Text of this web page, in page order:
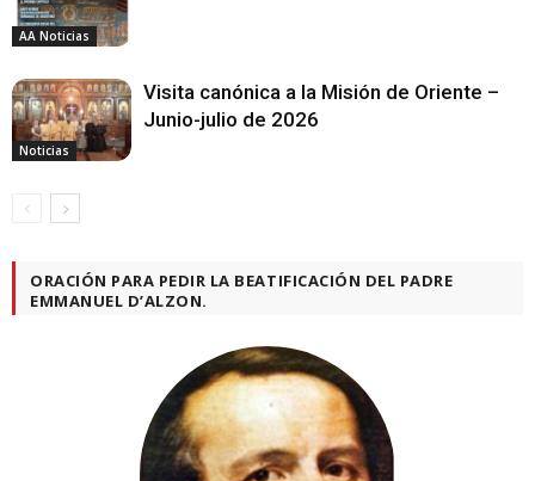
AA Noticias
Noticias
Visita canónica a la Misión de Oriente –
Junio-julio de 2026
ORACIÓN PARA PEDIR LA BEATIFICACIÓN DEL PADRE
EMMANUEL D’ALZON.